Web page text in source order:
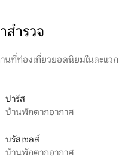
ำรวจ
นที่ท่องเที่ยวยอดนิยมในละแวก
ปารีส
บ้านพักตากอากาศ
บรัสเซลส์
บ้านพักตากอากาศ